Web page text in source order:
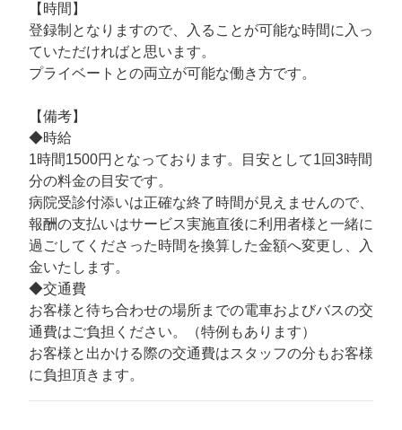
【時間】
登録制となりますので、入ることが可能な時間に入っ
ていただければと思います。
プライベートとの両立が可能な働き方です。
【備考】
◆時給
1時間1500円となっております。目安として1回3時間
分の料金の目安です。
病院受診付添いは正確な終了時間が見えませんので、
報酬の支払いはサービス実施直後に利用者様と一緒に
過ごしてくださった時間を換算した金額へ変更し、入
金いたします。
◆交通費
お客様と待ち合わせの場所までの電車およびバスの交
通費はご負担ください。（特例もあります）
お客様と出かける際の交通費はスタッフの分もお客様
に負担頂きます。